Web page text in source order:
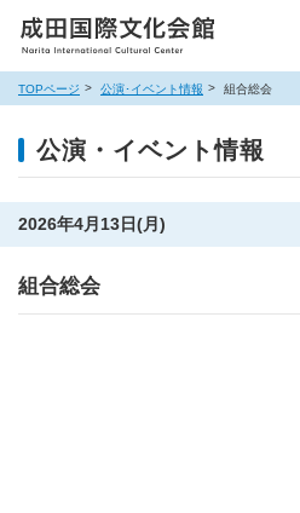
TOPページ 公演･イベント情報 組合総会
公演・イベント情報
2026年4月13日(月)
組合総会